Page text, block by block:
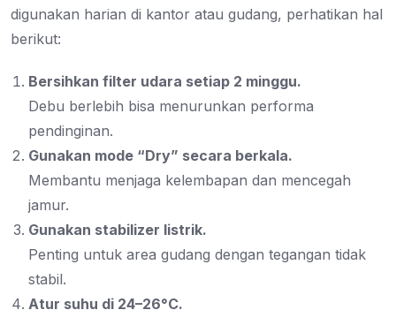
digunakan harian di kantor atau gudang, perhatikan hal
berikut:
Bersihkan filter udara setiap 2 minggu.
Debu berlebih bisa menurunkan performa
pendinginan.
Gunakan mode “Dry” secara berkala.
Membantu menjaga kelembapan dan mencegah
jamur.
Gunakan stabilizer listrik.
Penting untuk area gudang dengan tegangan tidak
stabil.
Atur suhu di 24–26°C.